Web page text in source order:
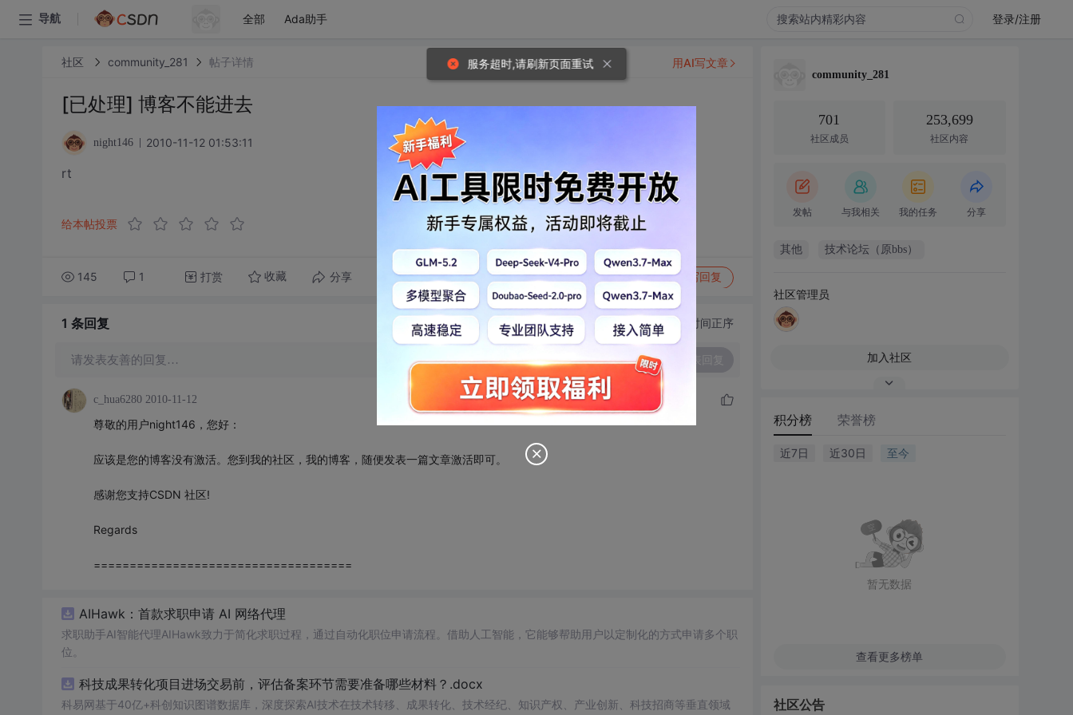
导航 全部 Ada助手 登录/注册
社区 community_281 帖子详情
[已处理] 博客不能进去
night146 2010-11-12 01:53:11
rt
给本帖投票
145 1 打赏 收藏 分享 转发到动态 举报 写回复
用AI写文章
1 条回复 切换为时间正序
请发表友善的回复…
c_hua6280 2010-11-12
尊敬的用户night146，您好：
应该是您的博客没有激活。您到我的社区，我的博客，随便发表一篇文章激活即可。
感谢您支持CSDN 社区!
Regards
====================================
AIHawk：首款求职申请 AI 网络代理
求职助手AI智能代理AIHawk致力于简化求职过程，通过自动化职位申请流程。借助人工智能，它能够帮助用户以定制化的方式申请多个职
位。
科技成果转化项目进场交易前，评估备案环节需要准备哪些材料？.docx
科易网基于40亿+科创知识图谱数据库，深度探索AI技术在技术转移、成果转化、技术经纪、知识产权、产业创新、科技招商等垂直领域
community_281
701
社区成员
253,699
社区内容
发帖 与我相关 我的任务 分享
其他 技术论坛（原bbs）
社区管理员
加入社区
积分榜 荣誉榜
近7日 近30日 至今
暂无数据
查看更多榜单
社区公告
服务超时,请刷新页面重试